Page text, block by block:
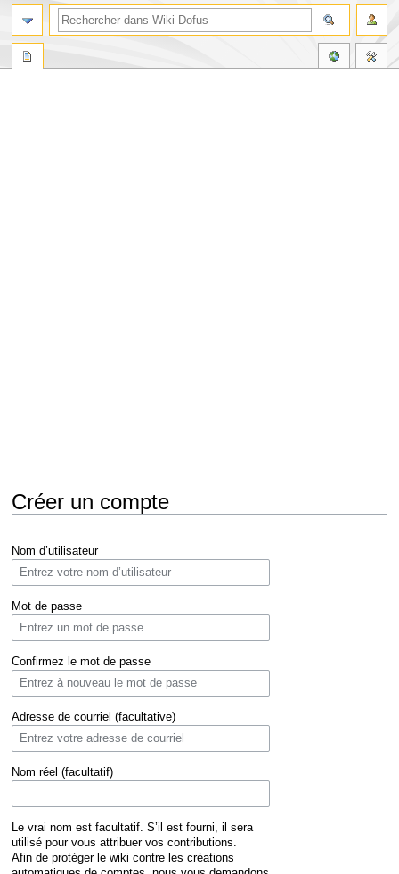
Créer un compte
à
navigation
à
recherche
Nom d’utilisateur
Mot de passe
Confirmez le mot de passe
Adresse de courriel (facultative)
Nom réel (facultatif)
Le vrai nom est facultatif. S’il est fourni, il sera
utilisé pour vous attribuer vos contributions.
Afin de protéger le wiki contre les créations